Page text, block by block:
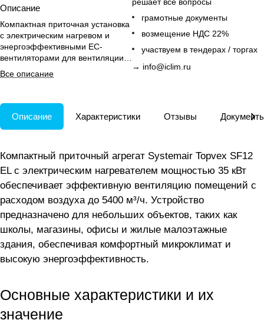
Описание
Компактная приточная установка
с электрическим нагревом и
энергоэффективными ЕС-
вентиляторами для вентиляции
небольших коммерческих и
жилых помещений.
Все описание
грамотные документы
возмещение НДС 22%
участвуем в тендерах / торгах
→ info@iclim.ru
Описание Характеристики Отзывы
Компактный приточный агрегат Systemair Topvex SF12
EL с электрическим нагревателем мощностью 35 кВт
обеспечивает эффективную вентиляцию помещений с
расходом воздуха до 5400 м³/ч. Устройство
предназначено для небольших объектов, таких как
школы, магазины, офисы и жилые малоэтажные
здания, обеспечивая комфортный микроклимат и
высокую энергоэффективность.
Основные характеристики и их
значение